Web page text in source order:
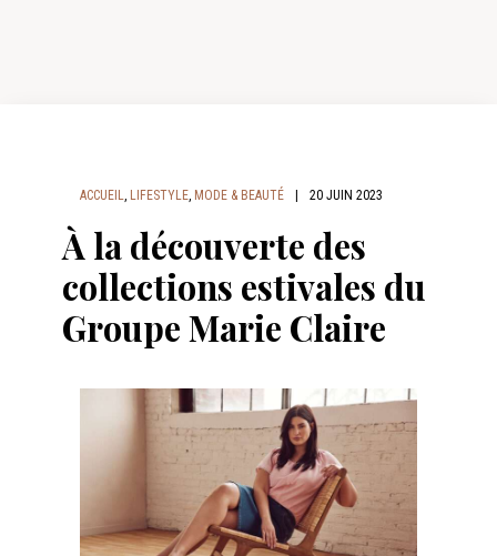
ACCUEIL, LIFESTYLE, MODE & BEAUTÉ 20 JUIN 2023
À la découverte des
collections estivales du
Groupe Marie Claire